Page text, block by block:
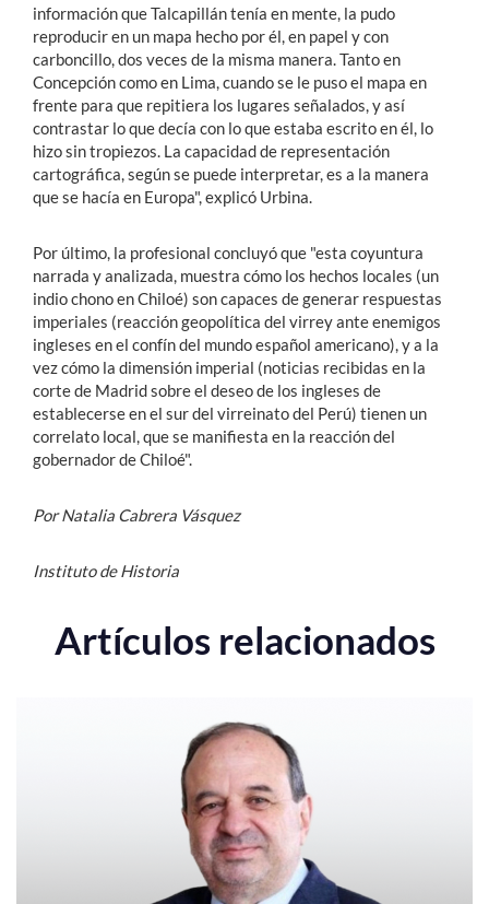
información que Talcapillán tenía en mente, la pudo
reproducir en un mapa hecho por él, en papel y con
carboncillo, dos veces de la misma manera. Tanto en
Concepción como en Lima, cuando se le puso el mapa en
frente para que repitiera los lugares señalados, y así
contrastar lo que decía con lo que estaba escrito en él, lo
hizo sin tropiezos. La capacidad de representación
cartográfica, según se puede interpretar, es a la manera
que se hacía en Europa", explicó Urbina.
Por último, la profesional concluyó que "esta coyuntura
narrada y analizada, muestra cómo los hechos locales (un
indio chono en Chiloé) son capaces de generar respuestas
imperiales (reacción geopolítica del virrey ante enemigos
ingleses en el confín del mundo español americano), y a la
vez cómo la dimensión imperial (noticias recibidas en la
corte de Madrid sobre el deseo de los ingleses de
establecerse en el sur del virreinato del Perú) tienen un
correlato local, que se manifiesta en la reacción del
gobernador de Chiloé".
Por Natalia Cabrera Vásquez
Instituto de Historia
Artículos relacionados